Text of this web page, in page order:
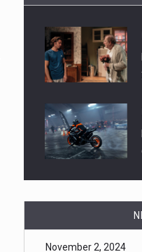
White and Black
power progressive